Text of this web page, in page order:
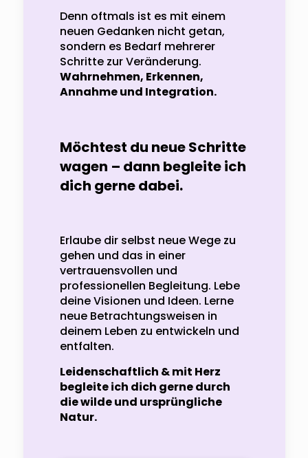
Denn oftmals ist es mit einem
neuen Gedanken nicht getan,
sondern es Bedarf mehrerer
Schritte zur Veränderung.
Wahrnehmen, Erkennen,
Annahme und Integration.
Möchtest du neue Schritte
wagen – dann begleite ich
dich gerne dabei.
Erlaube dir selbst neue Wege zu
gehen und das in einer
vertrauensvollen und
professionellen Begleitung. Lebe
deine Visionen und Ideen. Lerne
neue Betrachtungsweisen in
deinem Leben zu entwickeln und
entfalten.
Leidenschaftlich & mit Herz
begleite ich dich gerne durch
die wilde und ursprüngliche
Natur.